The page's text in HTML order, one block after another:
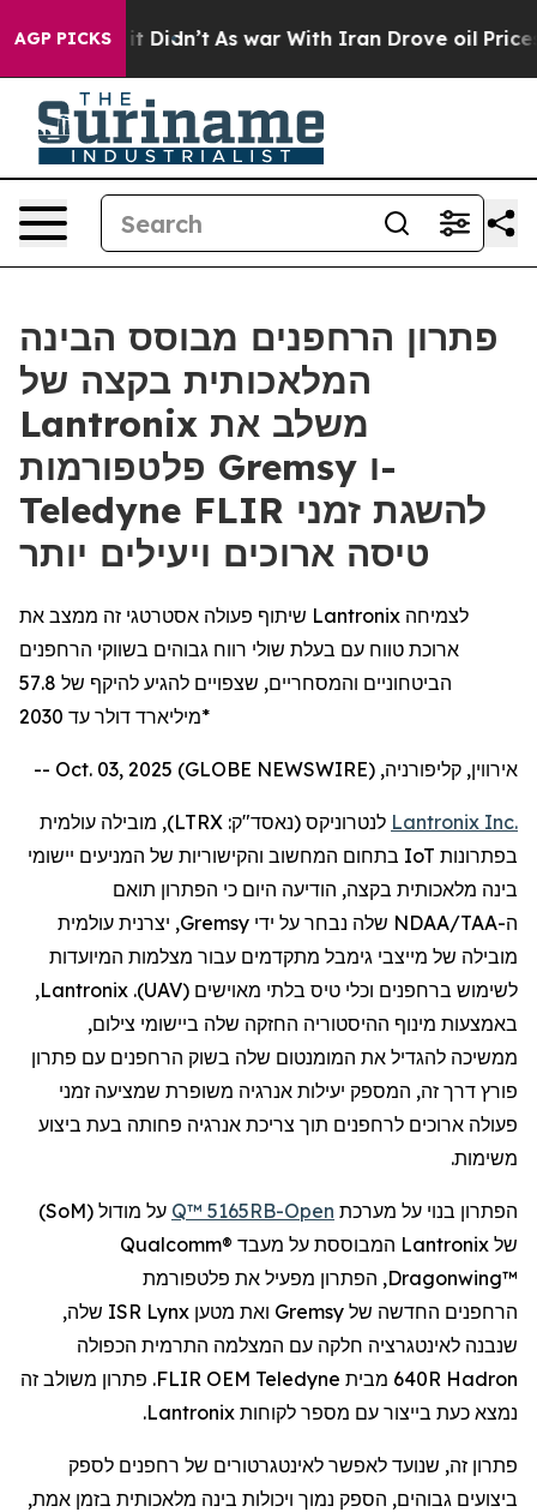
AGP PICKS
Well, it Didn’t As war With Iran Drove oil Prices
פתרון הרחפנים מבוסס הבינה
המלאכותית בקצה של
Lantronix משלב את
פלטפורמות Gremsy ו-
Teledyne FLIR להשגת זמני
טיסה ארוכים ויעילים יותר
שיתוף פעולה אסטרטגי זה ממצב את Lantronix לצמיחה
ארוכת טווח עם בעלת שולי רווח גבוהים בשווקי הרחפנים
הביטחוניים והמסחריים, שצפויים להגיע להיקף של 57.8
מיליארד דולר עד 2030*
אירווין, קליפורניה, Oct. 03, 2025 (GLOBE NEWSWIRE) --
Lantronix Inc. לנטרוניקס (נאסד"ק: LTRX), מובילה עולמית
בפתרונות IoT בתחום המחשוב והקישוריות של המניעים יישומי
בינה מלאכותית בקצה, הודיעה היום כי הפתרון תואם
ה-
NDAA/TAA שלה נבחר על ידי Gremsy, יצרנית עולמית
מובילה של מייצבי גימבל מתקדמים עבור מצלמות המיועדות
לשימוש ברחפנים וכלי טיס בלתי מאוישים (UAV
).
Lantronix
,
באמצעות מינוף ההיסטוריה החזקה שלה ביישומי צילום,
ממשיכה להגדיל את המומנטום שלה בשוק הרחפנים עם פתרון
פורץ דרך זה, המספק יעילות אנרגיה משופרת שמציעה זמני
פעולה ארוכים לרחפנים תוך צריכת אנרגיה פחותה בעת ביצוע
משימות.
הפתרון בנוי על מערכת Open
-Q™ 5165RB על מודול (SoM
)
של Lantronix המבוססת על מעבד Qualcomm®
Dragonwing™, הפתרון מפעיל את פלטפורמת
הרחפנים החדשה של Gremsy ואת מטען Lynx
ISR שלה,
שנבנה לאינטגרציה חלקה עם המצלמה התרמית הכפולה
Hadron
Teledyne
FLIR OEM. פתרון משולב זה
נמצא כעת בייצור עם מספר לקוחות Lantronix
.
פתרון זה, שנועד לאפשר לאינטגרטורים של רחפנים לספק
ביצועים גבוהים, הספק נמוך ויכולות בינה מלאכותית בזמן אמת,